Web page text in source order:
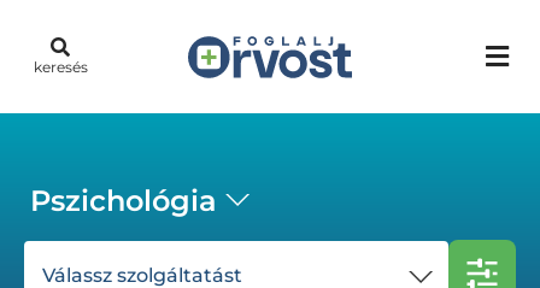
keresés
Pszichológia
Válassz szolgáltatást